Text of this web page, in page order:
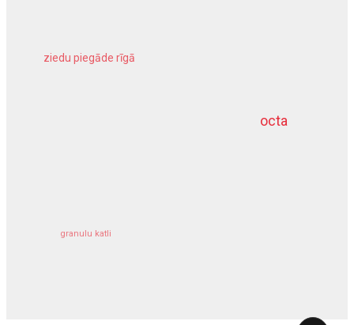
octa
ziedu piegāde rīgā
granulu katli
dziļurbums